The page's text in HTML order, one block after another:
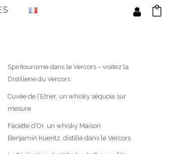
Spiritourisme dans le Vercors – visitez la
Distillerie du Vercors
Cuvée de l’Etrier, un whisky séquoia sur
mesure
Facette d’Or, un whisky Maison
Benjamin Kuentz, distillé dans le Vercors